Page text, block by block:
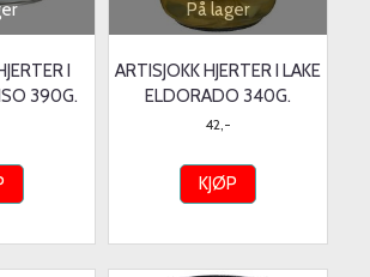
I
390G.
På lager
ARTISJOKK HJERTER I LAKE
ELDORADO 340G.
42,-
KJØP